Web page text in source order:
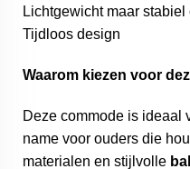
Lichtgewicht maar stabiel
Tijdloos design
Waarom kiezen voor
Deze commode is ideaal
name voor ouders die
materialen en stijlvolle